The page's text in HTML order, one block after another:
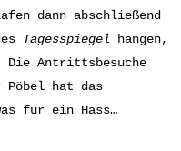
dann abschließend
Tagesspiegel hängen,
Die Antrittsbesuche
Pöbel hat das
für ein Hass…